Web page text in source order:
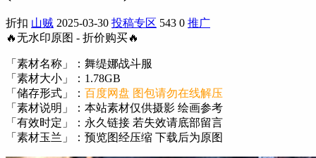
折扣 山贼 2025-03-30 投稿专区 543 0 推广
🔥无水印原图 - 折价购买🔥
「素材名称」：舞缇娜战斗服
「素材大小」：1.78GB
「储存形式」： 百度网盘 图包请勿在线解压
「素材说明」：本站素材仅供摄影 绘画参考
「有效时定」：永久链接 若失效请底部留言
「素材玉兰」：预览图经压缩 下载后为原图